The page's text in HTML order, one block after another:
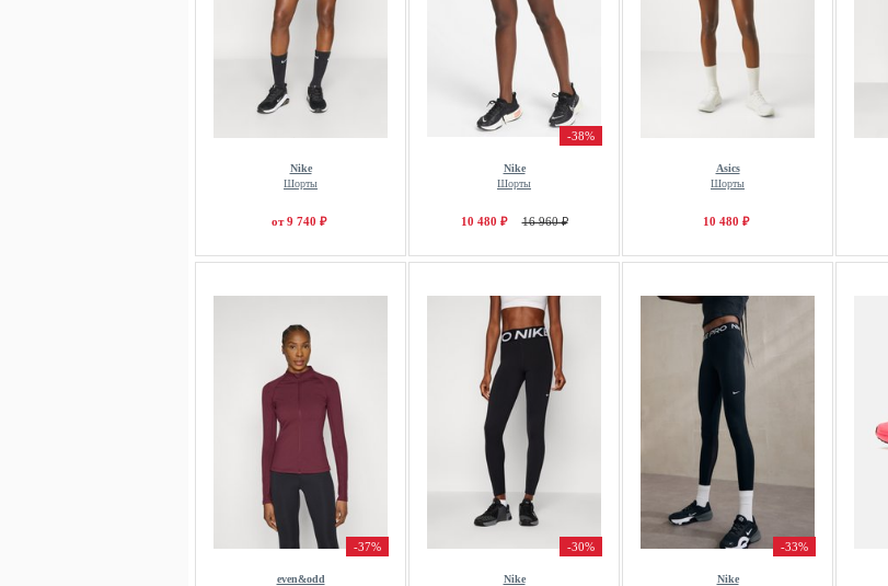
Nike
Шорты
от 9 740 ₽
-38%
Nike
Шорты
10 480 ₽ 16 960 ₽
Asics
Шорты
10 480 ₽
-37%
even&odd
-30%
Nike
-33%
Nike